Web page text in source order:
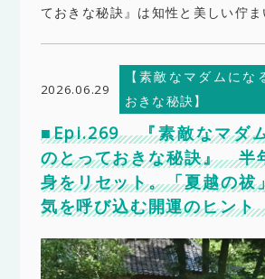
ておきな秘訣』は知性と美しい佇
2026.06.29
【素敵なマダムにな
おきな秘訣】
■Epi.269 『素敵なマダ
のとっておきな秘訣』 半
身をリセット。「夏越の祓
気を呼び込む開運のヒン